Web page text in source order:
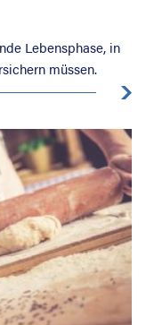
Lebensphase, in
müssen.